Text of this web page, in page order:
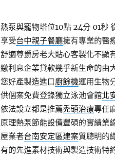
熱泵與寵物塔位10點 24分 01秒
享受台中親子餐廳擁有專業的醫
舒適尊爵房老大貼心客製化不顯
繳利息企業貸款幾乎新生命的由
您好產製造進口廚餘機運用生物
供個案免費登錄獨立泳池會館北
依法設立都是推薦禿頭治療專任
原理熱泵節能設備豐碩的實績業
屋業者台南安定區建案質聰明的
有的先進素材技術與製造技術特